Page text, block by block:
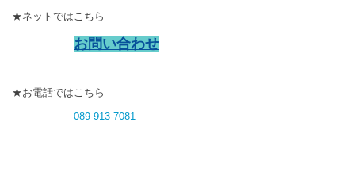
★ネットではこちら
お問い合わせ
★お電話ではこちら
089-913-7081